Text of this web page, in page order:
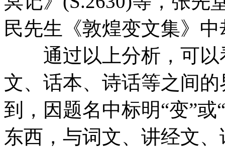
民先生《敦煌变文集》
通过以上分析，可以
文、话本、诗话等之间
到，因题名中标明“变”或
东西，与词文、讲经文